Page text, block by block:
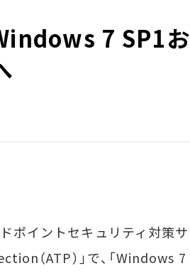
7 SP1お
ポイントセキュリティ対策サ
（ATP）」で、「Windows 7